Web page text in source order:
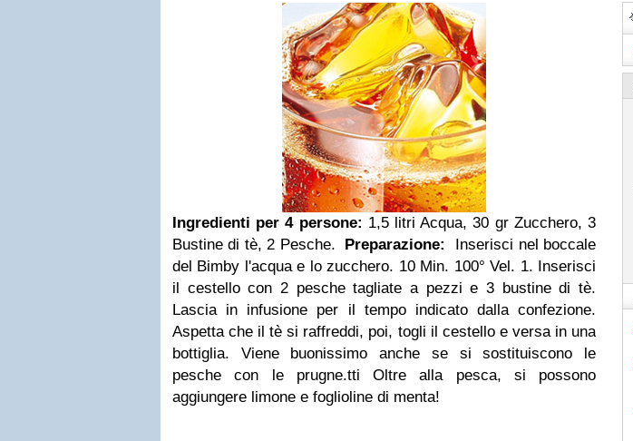
Ingredienti per 4 persone: 1,5 litri Acqua, 30 gr Zucchero, 3
Bustine di tè, 2 Pesche.
Preparazione:
Inserisci nel boccale
del Bimby l'acqua e lo zucchero. 10 Min. 100° Vel. 1. Inserisci
il cestello con 2 pesche tagliate a pezzi e 3 bustine di tè.
Lascia in infusione per il tempo indicato dalla confezione.
Aspetta che il tè si raffreddi, poi, togli il cestello e versa in una
bottiglia.
Viene buonissimo anche se si sostituiscono le
pesche con le prugne.tti
Oltre alla pesca, si possono
aggiungere limone e foglioline di menta!